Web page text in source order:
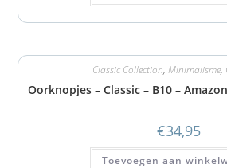
Classic Collection, Minimalisme,
Oorknopjes – Classic – B10 –
€34,95
Toevoegen aan